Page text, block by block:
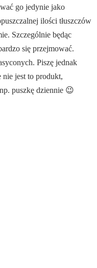
go jedynie jako
ilości tłuszczów
Szczególnie będąc
się przejmować.
Piszę jednak
nie jest to produkt,
puszkę dziennie 😉